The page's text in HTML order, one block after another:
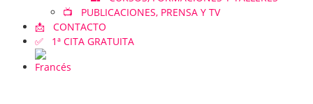
📺 PUBLICACIONES, PRENSA Y TV
📩 CONTACTO
✅ 1ª CITA GRATUITA